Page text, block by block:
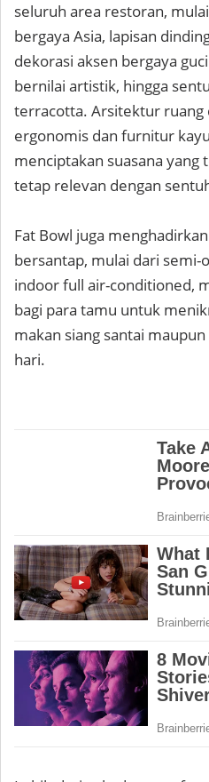
seluruh area restoran,
bergaya Asia, lapisan
dekorasi aksen bergaya
bernilai artistik, hingga
terracotta. Arsitektur ruang
ergonomis dan furnitur
menciptakan suasana yang
tetap relevan dengan
Fat Bowl juga
bersantap, mulai dari semi-
indoor full air-conditioned,
bagi para tamu untuk
makan siang santai
hari.